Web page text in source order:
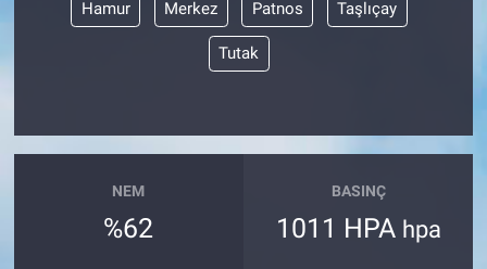
Hamur Merkez Patnos Taşlıçay
Tutak
NEM
%62
BASINÇ
1011 HPA hpa